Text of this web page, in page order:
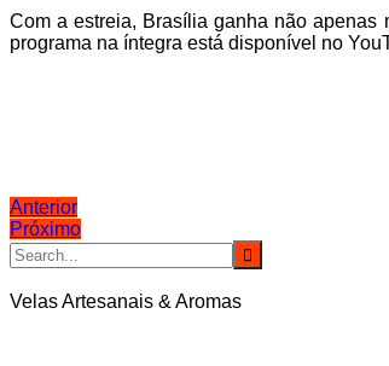
Com a estreia, Brasília ganha não apenas
programa na íntegra está disponível no
Navegação
de
Post
Anterior
Próximo
Velas Artesanais & Aromas